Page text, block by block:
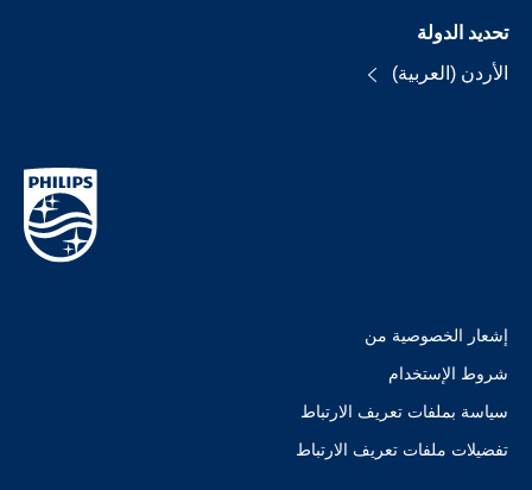
تحديد الدولة
الأردن (العربية)
إشعار الخصوصية من
شروط الإستخدام
سياسة بملفات تعريف الارتباط
تفضيلات ملفات تعريف الارتباط